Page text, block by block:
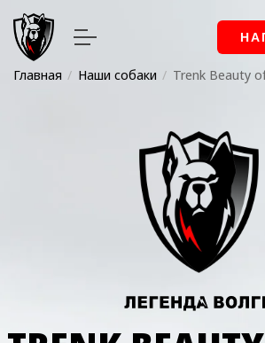
Главная Наши собаки Trenk Beauty